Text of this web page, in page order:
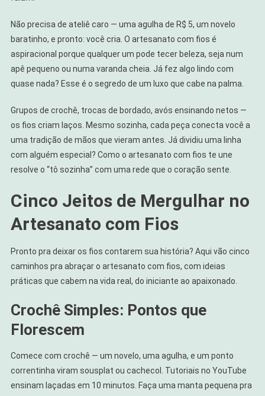
Não precisa de ateliê caro — uma agulha de R$ 5, um novelo
baratinho, e pronto: você cria. O artesanato com fios é
aspiracional porque qualquer um pode tecer beleza, seja num
apê pequeno ou numa varanda cheia. Já fez algo lindo com
quase nada? Esse é o segredo de um luxo que cabe na palma.
Grupos de crochê, trocas de bordado, avós ensinando netos —
os fios criam laços. Mesmo sozinha, cada peça conecta você a
uma tradição de mãos que vieram antes. Já dividiu uma linha
com alguém especial? Como o artesanato com fios te une
resolve o “tô sozinha” com uma rede que o coração sente.
Cinco Jeitos de Mergulhar no
Artesanato com Fios
Pronto pra deixar os fios contarem sua história? Aqui vão cinco
caminhos pra abraçar o artesanato com fios, com ideias
práticas que cabem na vida real, do iniciante ao apaixonado.
Crochê Simples: Pontos que
Florescem
Comece com crochê — um novelo, uma agulha, e um ponto
correntinha viram sousplat ou cachecol. Tutoriais no YouTube
ensinam laçadas em 10 minutos. Faça uma manta pequena pra